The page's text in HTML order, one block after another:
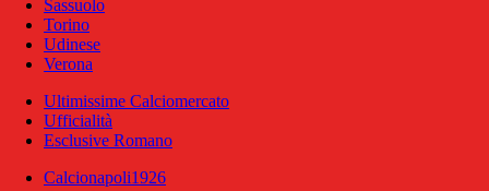
Sassuolo
Torino
Udinese
Verona
Ultimissime Calciomercato
Ufficialità
Esclusive Romano
Calcionapoli1926